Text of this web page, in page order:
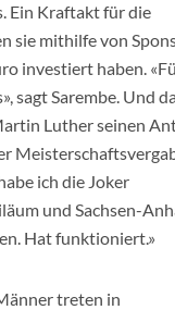
Ein Kraftakt für die
sie mithilfe von
investiert haben.
sagt Sarembe. Und
Luther seinen
ich die Joker
und Sachsen-
Hat funktioniert.»
treten in